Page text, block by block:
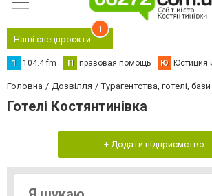
Наші спецпроєкти
1
1 104.4 fm П правовая помощь Ю Юстиция
Головна Дозвілля Турагентства, готелі,
Готелі Костянтинівка
+ Додати підприємство